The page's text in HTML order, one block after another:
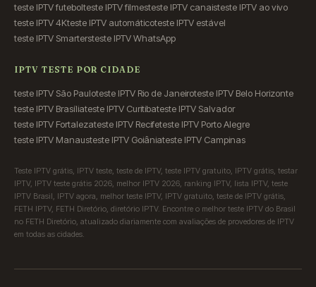
teste IPTV futebolteste IPTV filmesteste IPTV canaisteste IPTV ao vivo
teste IPTV 4Kteste IPTV automáticoteste IPTV estável
teste IPTV Smartersteste IPTV WhatsApp
IPTV TESTE POR CIDADE
teste IPTV São Pauloteste IPTV Rio de Janeiroteste IPTV Belo Horizonte
teste IPTV Brasíliateste IPTV Curitibateste IPTV Salvador
teste IPTV Fortalezateste IPTV Recifeteste IPTV Porto Alegre
teste IPTV Manausteste IPTV Goiâniateste IPTV Campinas
Teste IPTV grátis, IPTV teste, teste de IPTV, teste IPTV gratuito, IPTV grátis, testar
IPTV, IPTV teste grátis 2026, melhor IPTV 2026, ranking IPTV, lista IPTV, teste
IPTV Brasil, IPTV agora, melhor teste IPTV, IPTV gratuito, teste de IPTV grátis,
FETH IPTV, FETH Diretório, diretório IPTV. Encontre o melhor teste IPTV do Brasil
no FETH Diretório, atualizado diariamente com avaliações de provedores de IPTV
em todas as cidades.